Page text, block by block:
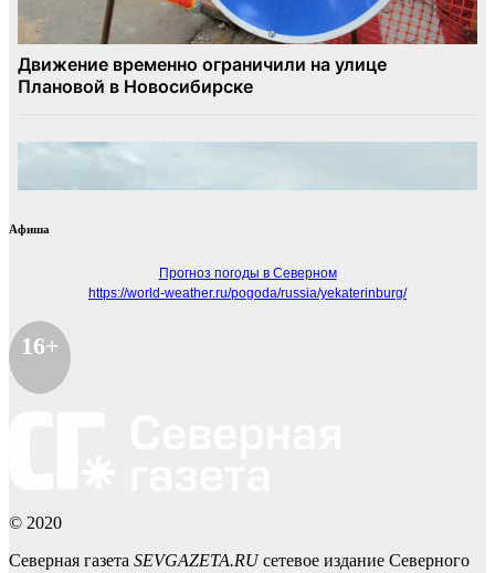
Афиша
Прогноз погоды в Северном
https://world-weather.ru/pogoda/russia/yekaterinburg/
16+
© 2020
Северная газета SEVGAZETA.RUсетевое издание Северного